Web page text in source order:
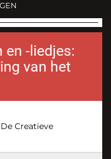
en -liedjes:
van het
Creatieve